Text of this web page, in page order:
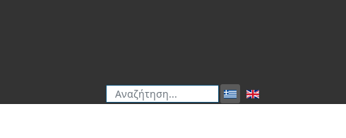
Αναζήτηση